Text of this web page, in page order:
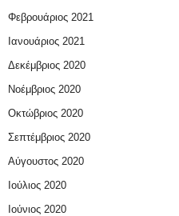
Φεβρουάριος 2021
Ιανουάριος 2021
Δεκέμβριος 2020
Νοέμβριος 2020
Οκτώβριος 2020
Σεπτέμβριος 2020
Αύγουστος 2020
Ιούλιος 2020
Ιούνιος 2020